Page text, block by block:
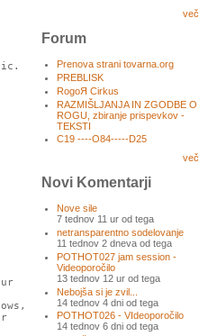
več
Forum
Prenova strani tovarna.org
PREBLISK
RogoЯ Cirkus
RAZMIŠLJANJA IN ZGODBE O
ROGU, zbiranje prispevkov -
TEKSTI
C19 ----O84-----D25
več
Novi Komentarji
Nove sile
7 tednov 11 ur od tega
netransparentno sodelovanje
11 tednov 2 dneva od tega
POTHOT027 jam session -
Videoporočilo
13 tednov 12 ur od tega
Nebojša si je zvil...
14 tednov 4 dni od tega
POTHOT026 - VIdeoporočilo
14 tednov 6 dni od tega